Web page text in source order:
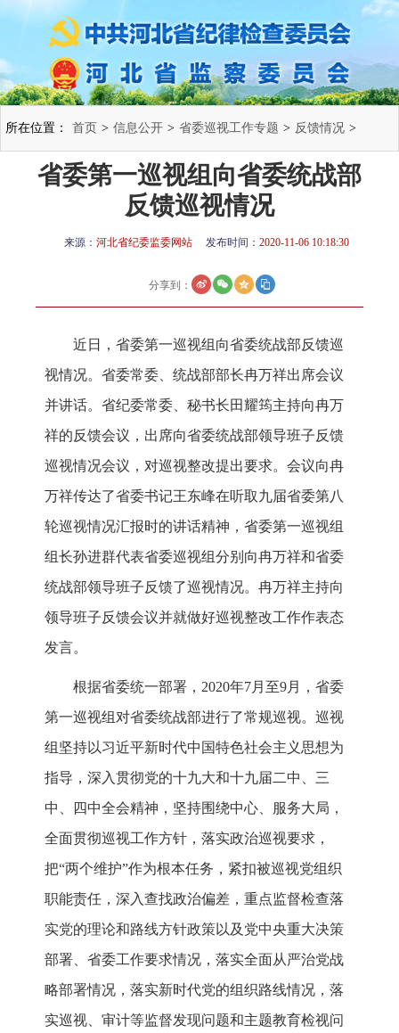
所在位置： 首页 > 信息公开 > 省委巡视工作专题 > 反馈情况 >
省委第一巡视组向省委统战部
反馈巡视情况
来源： 河北省纪委监委网站 发布时间： 2020-11-06 10:18:30
分享到：
近日，省委第一巡视组向省委统战部反馈巡
视情况。省委常委、统战部部长冉万祥出席会议
并讲话。省纪委常委、秘书长田耀筠主持向冉万
祥的反馈会议，出席向省委统战部领导班子反馈
巡视情况会议，对巡视整改提出要求。会议向冉
万祥传达了省委书记王东峰在听取九届省委第八
轮巡视情况汇报时的讲话精神，省委第一巡视组
组长孙进群代表省委巡视组分别向冉万祥和省委
统战部领导班子反馈了巡视情况。冉万祥主持向
领导班子反馈会议并就做好巡视整改工作作表态
发言。
根据省委统一部署，2020年7月至9月，省委
第一巡视组对省委统战部进行了常规巡视。巡视
组坚持以习近平新时代中国特色社会主义思想为
指导，深入贯彻党的十九大和十九届二中、三
中、四中全会精神，坚持围绕中心、服务大局，
全面贯彻巡视工作方针，落实政治巡视要求，
把“两个维护”作为根本任务，紧扣被巡视党组织
职能责任，深入查找政治偏差，重点监督检查落
实党的理论和路线方针政策以及党中央重大决策
部署、省委工作要求情况，落实全面从严治党战
略部署情况，落实新时代党的组织路线情况，落
实巡视、审计等监督发现问题和主题教育检视问